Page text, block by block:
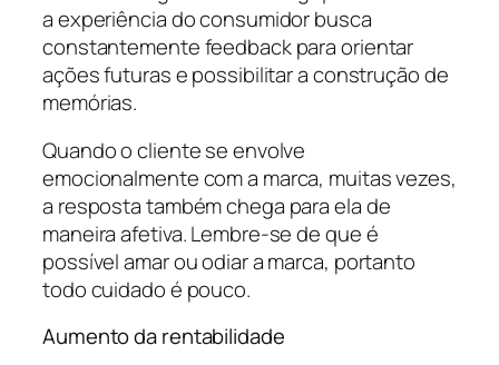
a experiência do consumidor busca
constantemente feedback para orientar
ações futuras e possibilitar a construção de
memórias.
Quando o cliente se envolve
emocionalmente com a marca, muitas vezes,
a resposta também chega para ela de
maneira afetiva. Lembre-se de que é
possível amar ou odiar a marca, portanto
todo cuidado é pouco.
Aumento da rentabilidade